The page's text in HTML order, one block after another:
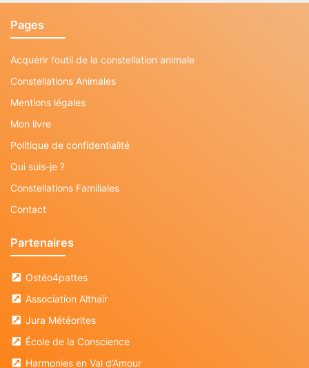
Pages
Acquérir l’outil de la constellation animale
Constellations Animales
Mentions légales
Mon livre
Politique de confidentialité
Qui suis-je ?
Constellations Familiales
Contact
Partenaires
Ostéo4pattes
Association Althaïr
Jura Météorites
École de la Conscience
Harmonies en Val d’Amour